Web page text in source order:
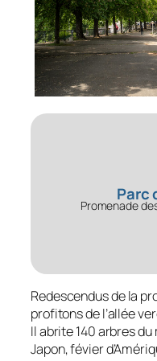
Parc
Promenade
Redescendus de la
profitons de l’allée
Il abrite 140 arbres
Japon, févier